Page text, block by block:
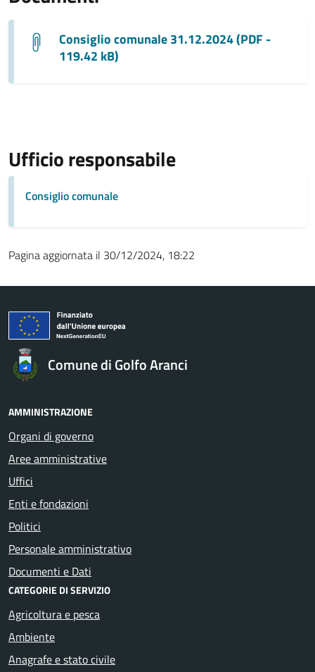
Consiglio comunale 31.12.2024 (PDF -
119.42 kB)
Ufficio responsabile
Consiglio comunale
Pagina aggiornata il 30/12/2024, 18:22
Comune di Golfo Aranci
AMMINISTRAZIONE
Organi di governo
Aree amministrative
Uffici
Enti e fondazioni
Politici
Personale amministrativo
Documenti e Dati
CATEGORIE DI SERVIZIO
Agricoltura e pesca
Ambiente
Anagrafe e stato civile